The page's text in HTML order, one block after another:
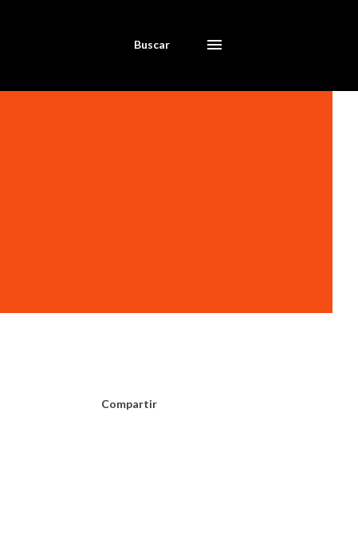
Buscar
Compartir